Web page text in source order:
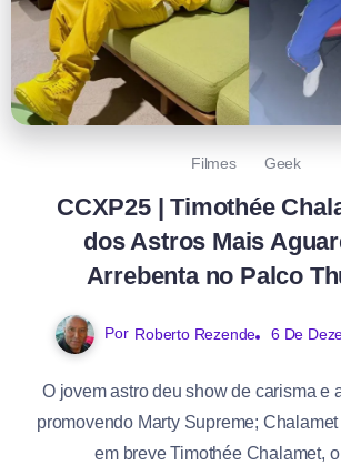
Filmes Geek
CCXP25 | Timothée
dos Astros Mais
Arrebenta no Palco
Por Roberto Rezende 6 De
O jovem astro deu show de carisma e
promovendo Marty Supreme;
em breve Timothée Chalamet,